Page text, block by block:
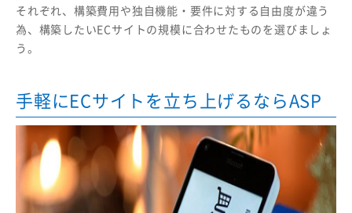
それぞれ、構築費用や独自機能・要件に対する自由度が違う
為、構築したいECサイトの規模に合わせたものを選びましょ
う。
手軽にECサイトを立ち上げるならASP